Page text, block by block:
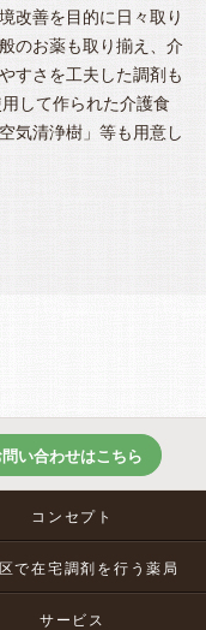
改善を目的に日々取り
のお薬も取り揃え、介
すさを工夫した調剤も
して作られた介護食
気清浄樹」等も用意し
い合わせはこちら
コンセプト
で在宅調剤を行う薬局
サービス